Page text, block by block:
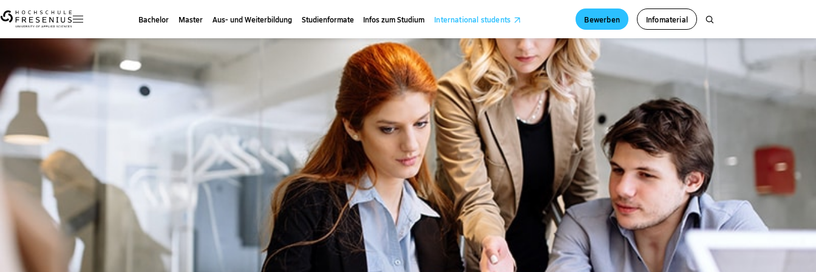
Bachelor Master Aus- und Weiterbildung Studienformate Infos zum Studium International students Bewerben Infomaterial